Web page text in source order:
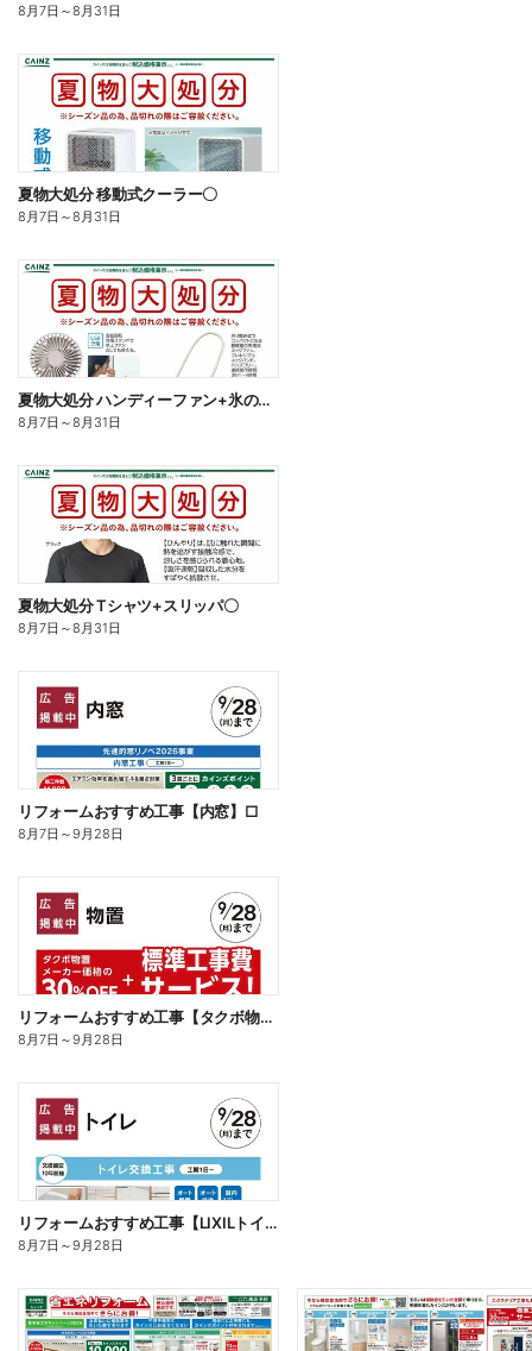
8月7日 ～8月31日
夏物大処分 移動式クーラー〇
8月7日 ～8月31日
夏物大処分 ハンディーファン+氷のう〇
8月7日 ～8月31日
夏物大処分 Tシャツ+スリッパ〇
8月7日 ～8月31日
リフォームおすすめ工事【内窓】□
8月7日 ～9月28日
リフォームおすすめ工事【タクボ物置】□
8月7日 ～9月28日
リフォームおすすめ工事【LIXILトイレ】□
8月7日 ～9月28日